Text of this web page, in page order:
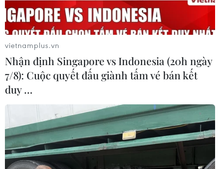
Sự phát triển ấn tượng của Tesla khởi đầu
vietnamplus.vn
Nhận định Singapore vs Indonesia (20h ngày
7/8): Cuộc quyết đấu giành tấm vé bán kết
duy …